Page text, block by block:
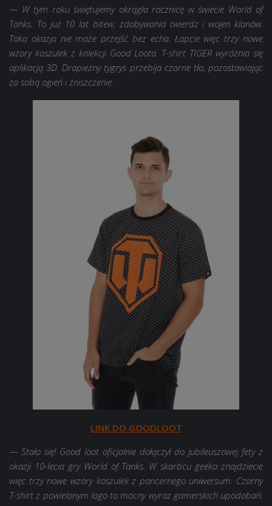
— W tym roku świętujemy okrągła rocznicę w świecie World of
Tanks. To już 10 lat bitew, zdobywania twierdz i wojen klanów.
Taka okazja nie może przejść bez echa. Łapcie więc trzy nowe
wzory koszulek z kolekcji Good Loota. T-shirt TIGER wyróżnia się
aplikacją 3D. Drapieżny tygrys przebija czarne tło, pozostawiając
za sobą ogień i zniszczenie.
LINK DO GOODLOOT
— Stało się! Good loot oficjalnie dołączył do jubileuszowej fety z
okazji 10-lecia gry World of Tanks. W skarbcu geeka znajdziecie
więc trzy nowe wzory koszulek z pancernego uniwersum. Czarny
T-shirt z powielonym logo to mocny wyraz gamerskich upodobań.